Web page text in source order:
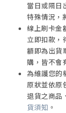
當日或隔日
特殊情況，
線上刷卡金
立即扣款，
額即為出貨
購，皆不會
為維護您的
原狀並依原
退貨之商品
貨須知 。